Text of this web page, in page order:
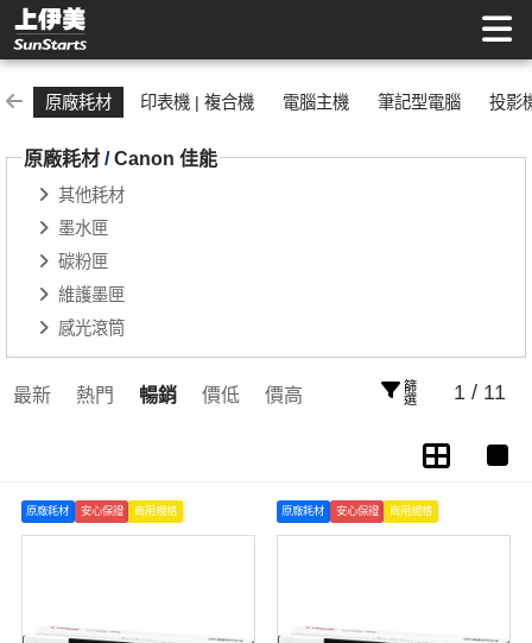
Canon 佳能 | 上伊美辦公用品網
原廠耗材 印表機 | 複合機 電腦主機 筆記型電腦 投影
原廠耗材 /Canon 佳能
其他耗材
墨水匣
碳粉匣
維護墨匣
感光滾筒
最新 熱門 暢銷 價低 價高 篩選 1 / 11
原廠耗材 安心保證 商用規格 原廠耗材 安心保證 商用規格